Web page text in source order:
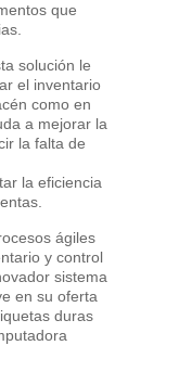
que
solución le
el inventario
como en
a mejorar la
la falta de
la eficiencia
ágiles
y control
sistema
en su oferta
duras